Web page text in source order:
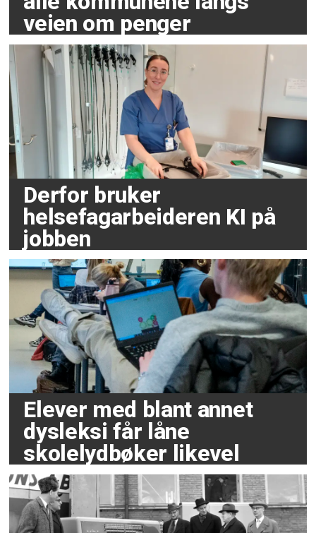
veien om penger
Derfor bruker
helsefagarbeideren KI på
jobben
Elever med blant annet
dysleksi får låne
skolelydbøker likevel